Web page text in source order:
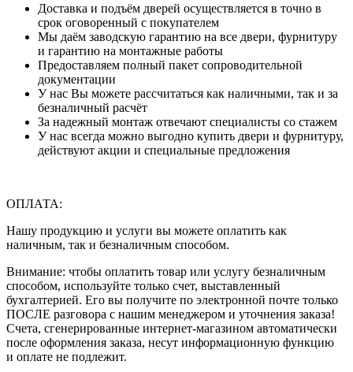
Доставка и подъём дверей осуществляется в точно в
срок оговоренный с покупателем
Мы даём заводскую гарантию на все двери, фурнитуру
и гарантию на монтажные работы
Предоставляем полный пакет сопроводительной
документации
У нас Вы можете рассчитаться как наличными, так и за
безналичный расчёт
За надежный монтаж отвечают специалисты со стажем
У нас всегда можно выгодно купить двери и фурнитуру,
действуют акции и специальные предложения
ОПЛАТА:
Нашу продукцию и услуги вы можете оплатить как
наличным, так и безналичным способом.
Внимание: чтобы оплатить товар или услугу безналичным
способом, используйте только счет, выставленный
бухгалтерией. Его вы получите по электронной почте только
ПОСЛЕ разговора с нашим менеджером и уточнения заказа!
Счета, сгенерированные интернет-магазином автоматически
после оформления заказа, несут информационную функцию
и оплате не подлежит.